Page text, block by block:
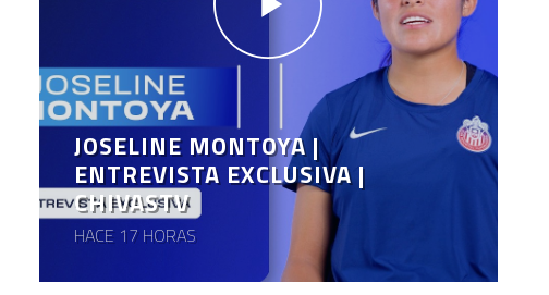
JOSELINE MONTOYA |
ENTREVISTA EXCLUSIVA |
CHIVASTV
HACE 17 HORAS